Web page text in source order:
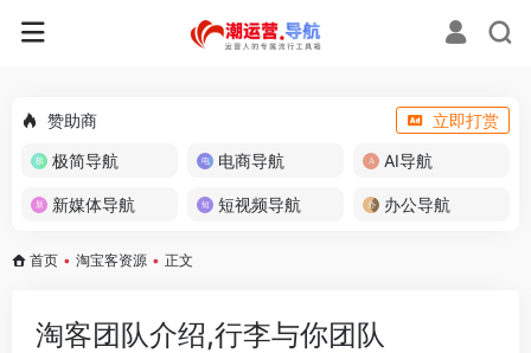
赞助商
立即打赏
极简导航
电商导航 AI导航
新媒体导航 短视频导航 办公导航
首页 • 淘宝客资源 • 正文
淘客团队介绍,行李与你团队